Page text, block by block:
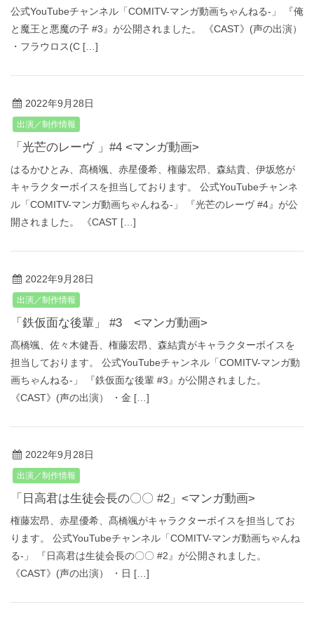
公式YouTubeチャンネル「COMITV-マンガ動画ちゃんねる‐」 『俺
と魔王と悪魔の子 #3』が公開されました。 《CAST》(声の出演）
・フラウロス(C […]
2022年9月28日
出演／制作情報
「光芒のレーヴ 」#4 <マンガ動画>
はるかひとみ、髙橋颯、赤星優希、権藤宏昂、森結貴、伊坂悠が
キャラクターボイスを担当しております。 公式YouTubeチャンネ
ル「COMITV-マンガ動画ちゃんねる‐」 『光芒のレーヴ #4』が公
開されました。 《CAST […]
2022年9月28日
出演／制作情報
「鉄仮面な後輩」 #3 <マンガ動画>
髙橋颯、佐々木健吾、権藤宏昂、森結貴がキャラクターボイスを
担当しております。 公式YouTubeチャンネル「COMITV-マンガ動
画ちゃんねる‐」 『鉄仮面な後輩 #3』が公開されました。
《CAST》(声の出演） ・金 […]
2022年9月28日
出演／制作情報
「日高君は生徒会長の〇〇 #2」<マンガ動画>
権藤宏昂、赤星優希、髙橋颯がキャラクターボイスを担当してお
ります。 公式YouTubeチャンネル「COMITV-マンガ動画ちゃんね
る‐」 『日高君は生徒会長の〇〇 #2』が公開されました。
《CAST》(声の出演） ・日 […]